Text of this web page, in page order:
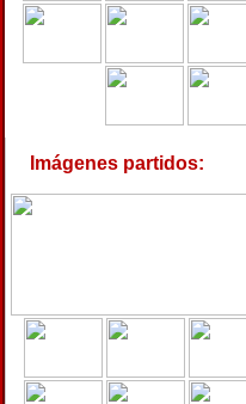
Imágenes partidos: